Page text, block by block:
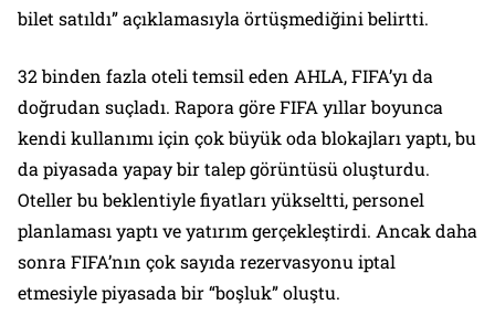
bilet satıldı” açıklamasıyla örtüşmediğini belirtti.
32 binden fazla oteli temsil eden AHLA, FIFA’yı da
doğrudan suçladı. Rapora göre FIFA yıllar boyunca
kendi kullanımı için çok büyük oda blokajları yaptı, bu
da piyasada yapay bir talep görüntüsü oluşturdu.
Oteller bu beklentiyle fiyatları yükseltti, personel
planlaması yaptı ve yatırım gerçekleştirdi. Ancak daha
sonra FIFA’nın çok sayıda rezervasyonu iptal
etmesiyle piyasada bir “boşluk” oluştu.